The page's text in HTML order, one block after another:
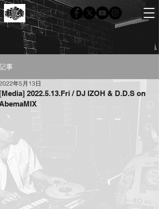
DJ IZOH
Official site
事
2022.5.13.Fri / DJ IZOH & D.D.S on
年5月13日